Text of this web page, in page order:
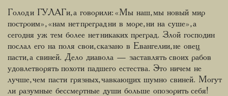
Голод и ГУЛАГи, а говорили: «Мы наш, мы новый мир
построим», «нам нет преград ни в море, ни на суше», а
сегодня уж тем более нет никаких преград. Злой господин
послал его на поля свои, сказано в Евангелии, не овец
пасти, а свиней. Дело диавола — заставлять своих рабов
удовлетворять похоти падшего естества. Это ничем не
лучше, чем пасти грязных, чавкающих шумно свиней. Могут
ли разумные бессмертные души больше опозорить себя!